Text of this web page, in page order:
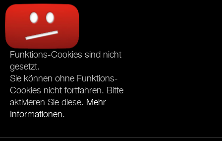
Funktions-Cookies sind nicht
gesetzt.
Sie können ohne Funktions-
Cookies nicht fortfahren. Bitte
aktivieren Sie diese. Mehr
Informationen.